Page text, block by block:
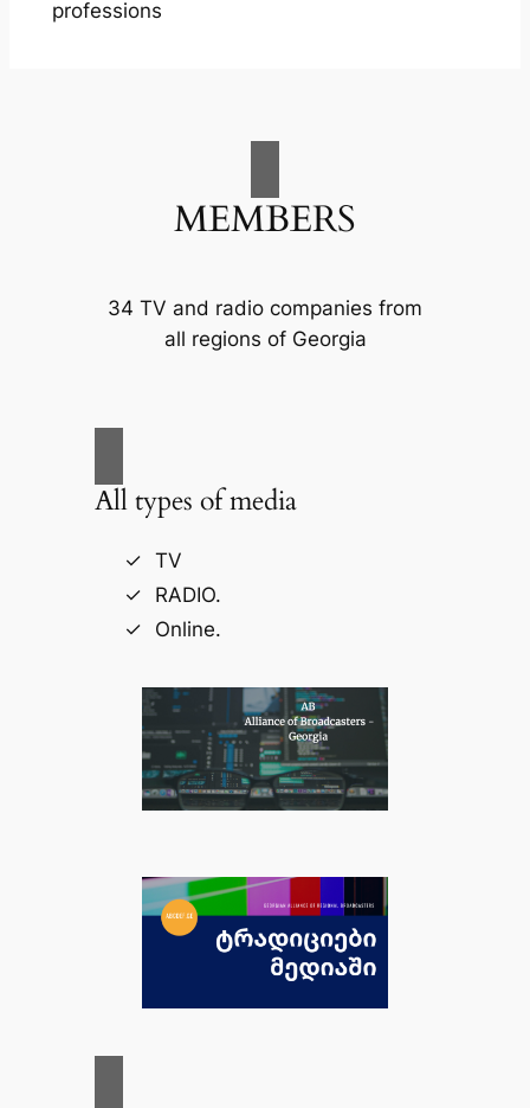
professions
MEMBERS
34 TV and radio companies from
all regions of Georgia
All types of media
TV
RADIO.
Online.